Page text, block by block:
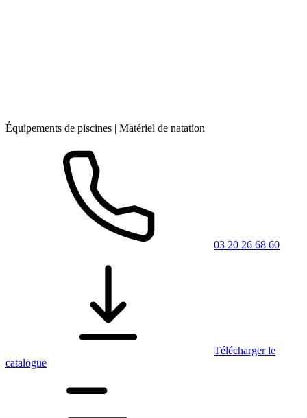
Équipements de piscines | Matériel de natation
03 20 26 68 60
Télécharger le
catalogue